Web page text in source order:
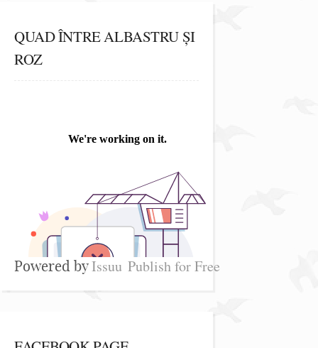
QUAD ÎNTRE ALBASTRU ȘI
ROZ
Powered byIssuu Publish for Free